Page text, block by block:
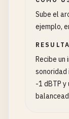
Sube el
ejemplo,
Recibe un
sonoridad
-1 dBTP y